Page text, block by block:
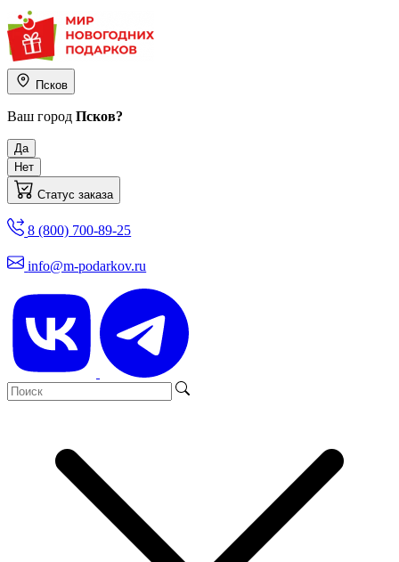
Псков
Ваш город Псков?
Да
Нет
Статус заказа
8 (800) 700-89-25
info@m-podarkov.ru